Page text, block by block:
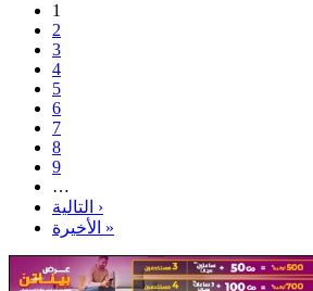
1
2
3
4
5
6
7
8
9
…
التالية ›
الأخيرة »